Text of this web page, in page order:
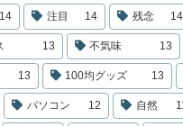
14 注目 14 残念 14
13 不気味 13
13 100均グッズ 13
パソコン 12 自然